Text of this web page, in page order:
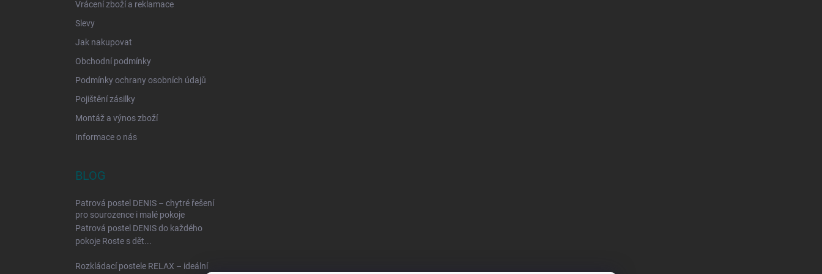
Vrácení zboží a reklamace
Slevy
Jak nakupovat
Obchodní podmínky
Podmínky ochrany osobních údajů
Pojištění zásilky
Montáž a výnos zboží
Informace o nás
BLOG
Patrová postel DENIS – chytré řešení
pro sourozence i malé pokoje
Patrová postel DENIS do každého
pokoje Roste s dět...
Rozkládací postele RELAX – ideální